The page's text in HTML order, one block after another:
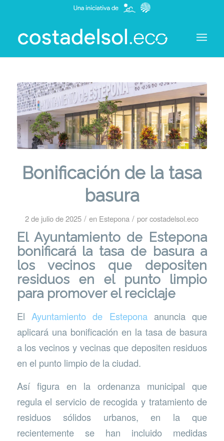
Bonificación de la tasa
basura
2 de julio de 2025 / en Estepona / porcostadelsol.eco
El Ayuntamiento de Estepona
bonificará la tasa de basura a
los vecinos que depositen
residuos en el punto limpio
para promover el reciclaje
El Ayuntamiento de Esteponaanuncia que
aplicará una bonificación en la tasa de basura
a los vecinos y vecinas que depositen residuos
en el punto limpio de la ciudad.
Así figura en la ordenanza municipal que
regula el servicio de recogida y tratamiento de
residuos sólidos urbanos, en la que
recientemente se han incluido medidas